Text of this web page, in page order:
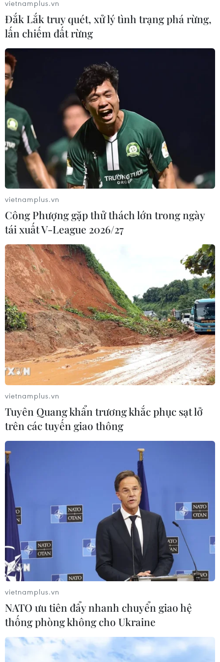
TIN LIÊN QUAN
Meta thừa nhận mắc sai lầm trong quá
trình tái cơ cấu phục vụ AI
14/06/2026 14:25
Trong bối cảnh cuộc đua AI ngày càng nóng lên, Meta
tiếp tục gia tăng đầu tư mạnh cho lĩnh vực này. Hồi
tháng 4/2026, tập đoàn đã nâng dự báo chi tiêu vốn
trong năm lên mức 125-145 tỷ USD.
Giám đốc Meta Việt Nam tiết lộ 5 xu
hướng mạng xã hội nổi bật năm 2026
27/01/2026 08:56
Ông Khôi Lê, Giám đốc Quốc gia thị trường Việt Nam
của Meta đã chia sẻ những xu hướng mạng xã hội nổi
bật gắn liền với hoạt động kinh doanh trên các nền tảng
của Meta.
vietnamplus.vn
Đắk Lắk truy quét, xử lý tình trạng phá rừng,
lấn chiếm đất rừng
vietnamplus.vn
Công Phượng gặp thử thách lớn trong ngày
tái xuất V-League 2026/27
vietnamplus.vn
Tuyên Quang khẩn trương khắc phục sạt lở
trên các tuyến giao thông
vietnamplus.vn
NATO ưu tiên đẩy nhanh chuyển giao hệ
thống phòng không cho Ukraine